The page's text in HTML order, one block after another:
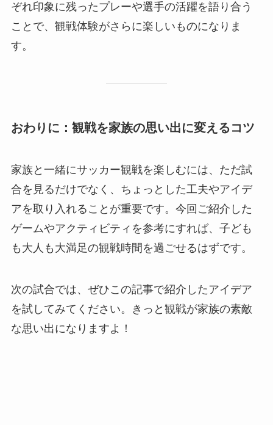
ぞれ印象に残ったプレーや選手の活躍を語り合う
ことで、観戦体験がさらに楽しいものになりま
す。
おわりに：観戦を家族の思い出に変えるコツ
家族と一緒にサッカー観戦を楽しむには、ただ試
合を見るだけでなく、ちょっとした工夫やアイデ
アを取り入れることが重要です。今回ご紹介した
ゲームやアクティビティを参考にすれば、子ども
も大人も大満足の観戦時間を過ごせるはずです。
次の試合では、ぜひこの記事で紹介したアイデア
を試してみてください。きっと観戦が家族の素敵
な思い出になりますよ！